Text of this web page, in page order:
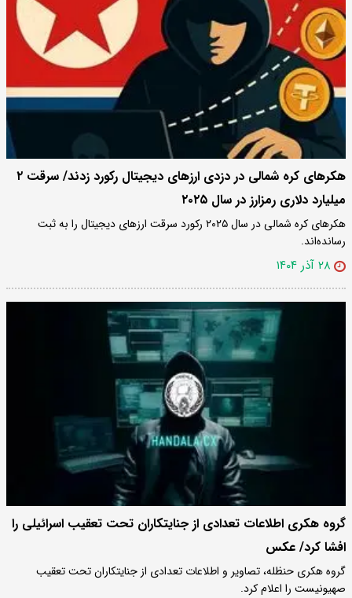
هکرهای کره شمالی در دزدی ارزهای دیجیتال رکورد زدند/ سرقت ۲
میلیارد دلاری رمزارز در سال ۲۰۲۵
هکرهای کره شمالی در سال ۲۰۲۵ رکورد سرقت ارزهای دیجیتال را به ثبت
رسانده‌اند.
۲۸ آذر ۱۴۰۴
گروه هکری اطلاعات تعدادی از جنایتکاران تحت تعقیب اسرائیلی را
افشا کرد/ عکس
گروه هکری حنظله، تصاویر و اطلاعات تعدادی از جنایتکاران تحت تعقیب
صهیونیست را اعلام کرد.